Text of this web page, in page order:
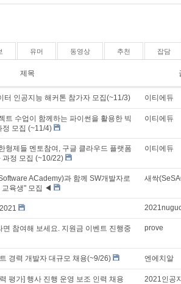
유머 동영상 추천 잡담
제목
터 인공지능 해커톤 참가자 모집(~11/3) 이티에듀
트 수업이 함께하는 파이썬을 활용한 빅
정 모집 (~11/4)
이티에듀
형제들 멘토참여, 구글 클라우드 플랫폼
과정 모집 (~10/22)
이티에듀
ACademy)과 함께 SW개발자로
교육생" 모집 ◀
새싹
참여해 보세요. 지원금 이벤트 진행중
prove
경력 개발자 대규모 채용(~9/26) 엔에치알
평가] 행사 진행 운영 보조 인력 채용 2021인공